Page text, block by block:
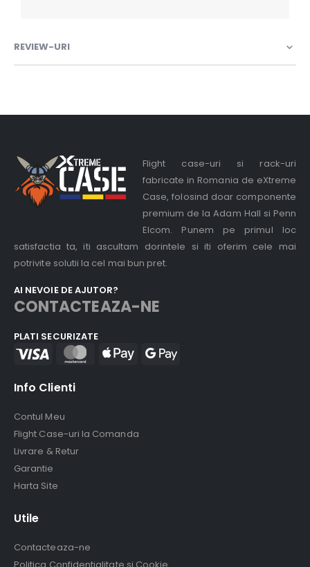
REVIEW-URI
Flight case-uri si rack-uri
fabricate in Romania de eXtreme
Case, folosind doar componente
premium de la Adam Hall si Penn
Elcom. Punem pe primul loc
satisfactia ta, iti ascultam dorintele si iti oferim cele mai
potrivite solutii la cel mai bun pret.
AI NEVOIE DE AJUTOR?
CONTACTEAZA-NE
PLATI SECURIZATE
Info Clienti
Contul Meu
Flight Case-uri la Comanda
Livrare & Retur
Garantie
Harta Site
Utile
Contacteaza-ne